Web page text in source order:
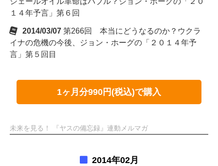
１４年予言」第６回
2014/03/07 第266回 本当にどうなるのか？ウクラ
イナの危機の今後、ジョン・ホーグの「２０１４年予
言」第５回目
1ヶ月分990円(税込)で購入
未来を見る！ 『ヤスの備忘録』連動メルマガ
2014年02月